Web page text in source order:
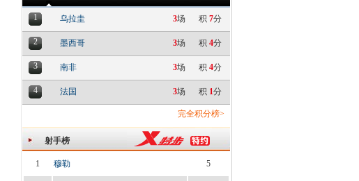
1 乌拉圭 3场 积 7分
2 墨西哥 3场 积 4分
3 南非 3场 积 4分
4 法国 3场 积 1分
完全积分榜>
射手榜
1 穆勒 5